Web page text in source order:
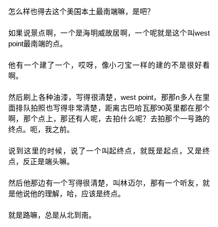
怎么样也得去这个美国本土最南端嘛，是吧？
如果说景点啊，一个是海明威故居啊，一个呢就是这个叫west
point最南端的点。
他有一个建了一个，哎呀，像小刁宝一样的建的不是很好看
啊。
然后刷上各种油漆，写得很清楚，west point，那那n多人在里
面排队拍照也写得非常清楚，距离古巴哈瓦那90英里都在那个
啊，那个点上，那还有人呢，去拍什么呢？去拍那个一号路的
终点。呃，我之前。
说到这里的时候，说了一个叫起终点，就既是起点，又是终
点，反正是端头嘛。
然后他那边有一个写得很清楚，叫林迈尔，那有一个听友，就
是他说他的理解，哈，应该是终点。
就是路嘛，总是从北到南。